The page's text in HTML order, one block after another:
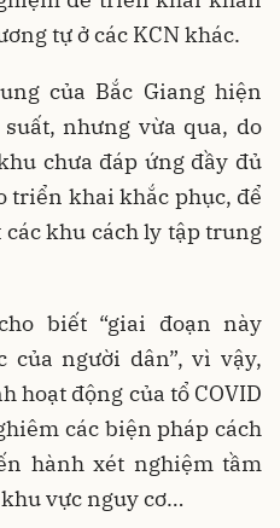
tự ở các KCN khác.
của Bắc Giang hiện
nhưng vừa qua, do
chưa đáp ứng đầy đủ
triển khai khắc phục, để
khu cách ly tập trung
biết “giai đoạn này
người dân”, vì vậy,
hoạt động của tổ COVID
các biện pháp cách
hành xét nghiệm tầm
vực nguy cơ…